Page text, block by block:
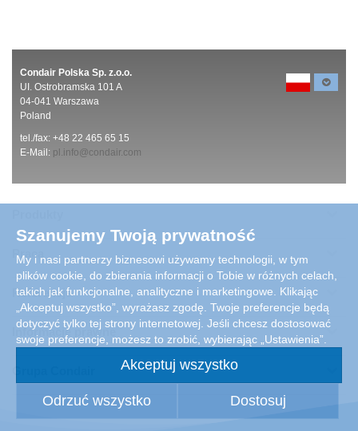
Condair Polska Sp. z.o.o.
UI. Ostrobramska 101 A
04-041 Warszawa
Poland
tel./fax: +48 22 465 65 15
E-Mail: pl.info@condair.com
Praca
Referencje
Informacje prawne
Szanujemy Twoją prywatność
My i nasi partnerzy biznesowi używamy technologii, w tym
plików cookie, do zbierania informacji o Tobie w różnych celach,
takich jak funkcjonalne, analityczne i marketingowe. Klikając
„Akceptuj wszystko”, wyrażasz zgodę. Twoje preferencje będą
dotyczyć tylko tej strony internetowej. Jeśli chcesz dostosować
swoje preferencje, możesz to zrobić, wybierając „Ustawienia”.
Akceptuj wszystko
Odrzuć wszystko Dostosuj